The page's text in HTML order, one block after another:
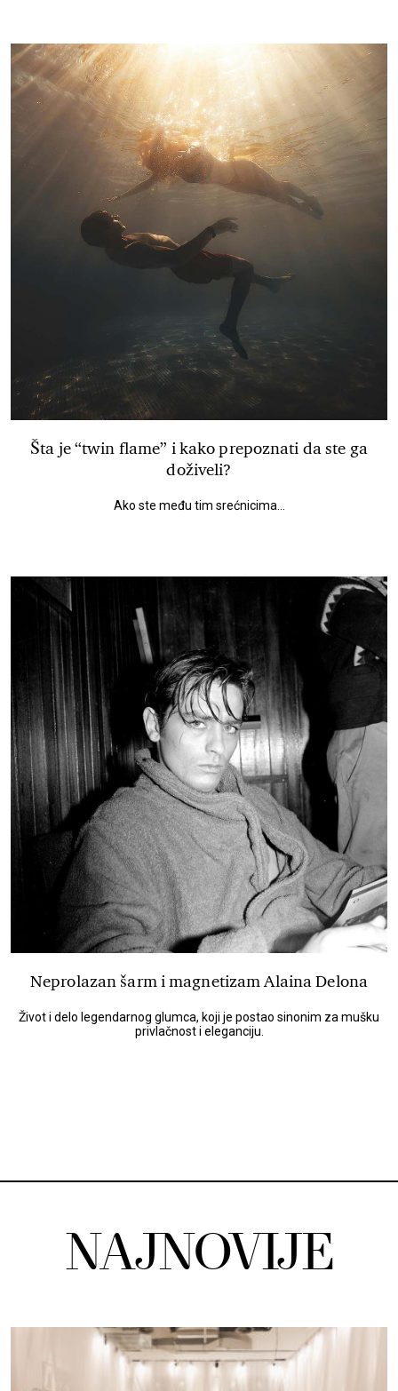
Šta je “twin flame” i kako prepoznati da ste ga
doživeli?
Ako ste među tim srećnicima...
Neprolazan šarm i magnetizam Alaina Delona
Život i delo legendarnog glumca, koji je postao sinonim za mušku
privlačnost i eleganciju.
NAJNOVIJE